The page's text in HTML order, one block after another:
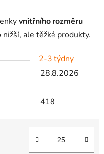
vnitřního rozměru
nižší, ale těžké produkty.
2-3 týdny
28.8.2026
418